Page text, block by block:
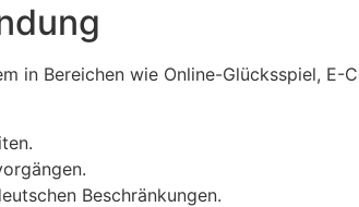
in Bereichen wie Online-Glücksspiel, E-
Beschränkungen.